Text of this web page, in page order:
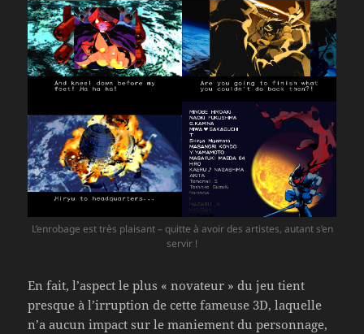
L’enrobage est très plaisant – quitte à avoir des artistes, autant s’en
servir !
En fait, l’aspect le plus « novateur » du jeu tient
presque à l’irruption de cette fameuse 3D, laquelle
n’a aucun impact sur le maniement du personnage,